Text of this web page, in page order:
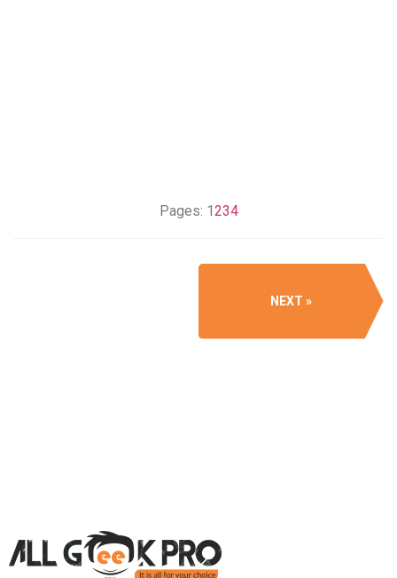
Pages: 1234
NEXT